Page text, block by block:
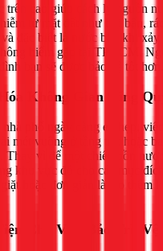
trên cao giúp cách ly nguồn
từ mặt đất như bụi bẩn,
và đặc biệt là nước bẩn khi
hiếm gặp tại TPHCM.
bạn sẽ được bảo vệ tốt hơn.
Không Gian Sống
nhà phố ngày càng eo hẹp,
mét vuông ở tầng trệt hoặc
Thay vì để một chiếc bồn
khu vực đó cho các mục
giặt hoặc đơn giản là tạo thêm
Cho Việc Bảo Trì,